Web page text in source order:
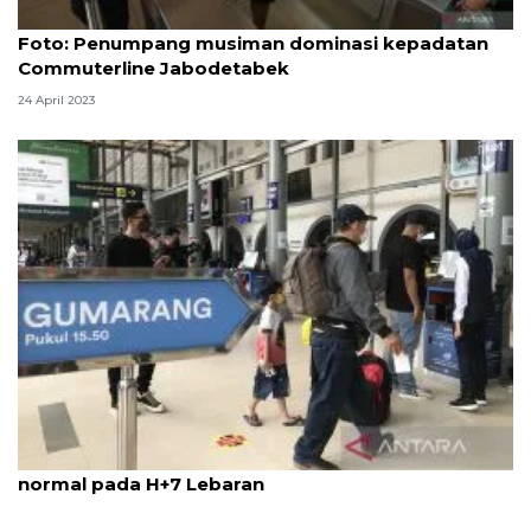
Foto: Penumpang musiman dominasi kepadatan
Commuterline Jabodetabek
24 April 2023
Penumpang KA berangkat dari Jakarta mulai
normal pada H+7 Lebaran